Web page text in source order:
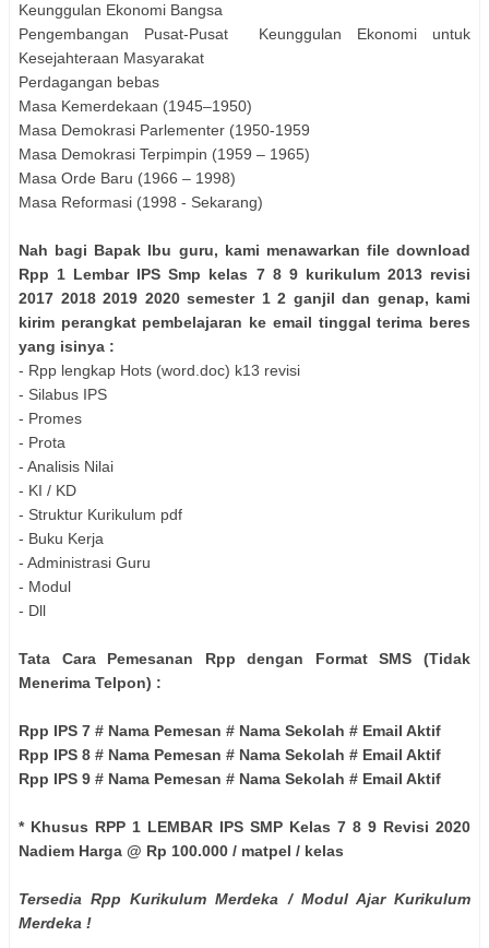
Keunggulan Ekonomi Bangsa
Pengembangan Pusat-Pusat Keunggulan Ekonomi untuk
Kesejahteraan Masyarakat
Perdagangan bebas
Masa Kemerdekaan (1945–1950)
Masa Demokrasi Parlementer (1950-1959
Masa Demokrasi Terpimpin (1959 – 1965)
Masa Orde Baru (1966 – 1998)
Masa Reformasi (1998 - Sekarang)
Nah bagi Bapak Ibu guru, kami menawarkan file download
Rpp 1 Lembar IPS Smp kelas 7 8 9 kurikulum 2013 revisi
2017 2018 2019 2020 semester 1 2 ganjil dan genap, kami
kirim perangkat pembelajaran ke email tinggal terima beres
yang isinya :
- Rpp lengkap Hots (word.doc) k13 revisi
- Silabus IPS
- Promes
- Prota
- Analisis Nilai
- KI / KD
- Struktur Kurikulum pdf
- Buku Kerja
- Administrasi Guru
- Modul
- Dll
Tata Cara Pemesanan Rpp dengan Format SMS (Tidak
Menerima Telpon) :
Rpp IPS 7 # Nama Pemesan # Nama Sekolah # Email Aktif
Rpp IPS 8 # Nama Pemesan # Nama Sekolah # Email Aktif
Rpp IPS 9 # Nama Pemesan # Nama Sekolah # Email Aktif
* Khusus RPP 1 LEMBAR IPS SMP Kelas 7 8 9 Revisi 2020
Nadiem Harga @ Rp 100.000 / matpel / kelas
Tersedia Rpp Kurikulum Merdeka / Modul Ajar Kurikulum
Merdeka !